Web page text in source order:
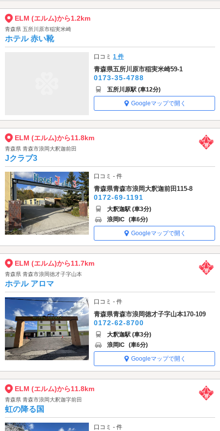
ELM (エルム)から1.2km
青森県 五所川原市稲実米崎
ホテル 赤い靴
口コミ1 件
青森県五所川原市稲実米崎59-1
0173-35-4788
五所川原駅 (車12分)
Googleマップで開く
ELM (エルム)から11.8km
青森県 青森市浪岡大釈迦前田
Jクラブ3
口コミ - 件
青森県青森市浪岡大釈迦前田115-8
0172-69-1191
大釈迦駅 (車3分)
浪岡IC (車6分)
Googleマップで開く
ELM (エルム)から11.7km
青森県 青森市浪岡徳才子字山本
ホテル アロマ
口コミ - 件
青森県青森市浪岡徳才子字山本170-109
0172-62-8700
大釈迦駅 (車3分)
浪岡IC (車6分)
Googleマップで開く
ELM (エルム)から11.8km
青森県 青森市浪岡大釈迦字前田
虹の降る国
口コミ - 件